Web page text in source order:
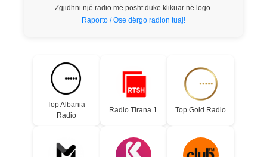
Zgjidhni një radio më posht duke klikuar në logo.
Raporto / Ose dërgo radion tuaj!
Top Albania
Radio
Radio Tirana 1 Top Gold Radio